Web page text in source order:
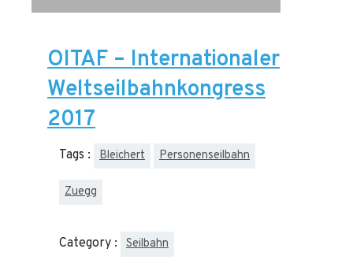
OITAF – Internationaler
Weltseilbahnkongress
2017
Tags : Bleichert Personenseilbahn
Zuegg
Category : Seilbahn